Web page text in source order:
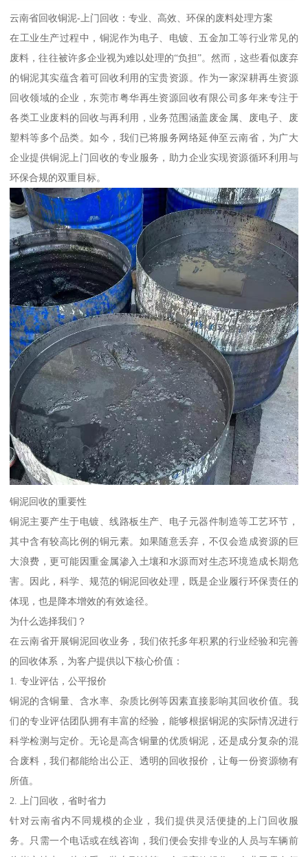
云南省回收铜泥-上门回收：专业、高效、环保的废料处理方案
在工业生产过程中，铜泥作为电子、电镀、五金加工等行业常见的
废料，往往被许多企业视为难以处理的“负担”。然而，这些看似废弃
的铜泥其实蕴含着可回收利用的宝贵资源。作为一家深耕再生资源
回收领域的企业，东莞市粤华再生资源回收有限公司多年来专注于
各类工业废料的回收与再利用，业务范围涵盖废金属、废电子、废
塑料等多个品类。如今，我们已将服务网络延伸至云南省，为广大
企业提供铜泥上门回收的专业服务，助力企业实现资源循环利用与
环保合规的双重目标。
铜泥回收的重要性
铜泥主要产生于电镀、线路板生产、电子元器件制造等工艺环节，
其中含有较高比例的铜元素。如果随意丢弃，不仅会造成资源的巨
大浪费，更可能因重金属渗入土壤和水源而对生态环境造成长期危
害。因此，科学、规范的铜泥回收处理，既是企业履行环保责任的
体现，也是降本增效的有效途径。
为什么选择我们？
在云南省开展铜泥回收业务，我们依托多年积累的行业经验和完善
的回收体系，为客户提供以下核心价值：
1. 专业评估，公平报价
铜泥的含铜量、含水率、杂质比例等因素直接影响其回收价值。我
们的专业评估团队拥有丰富的经验，能够根据铜泥的实际情况进行
科学检测与定价。无论是高含铜量的优质铜泥，还是成分复杂的混
合废料，我们都能给出公正、透明的回收报价，让每一份资源物有
所值。
2. 上门回收，省时省力
针对云南省内不同规模的企业，我们提供灵活便捷的上门回收服
务。只需一个电话或在线咨询，我们便会安排专业的人员与车辆前